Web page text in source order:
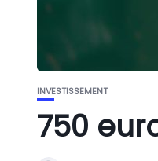
INVESTISSEMENT
750